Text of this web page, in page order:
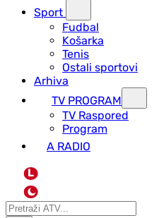
Sport
Fudbal
Košarka
Tenis
Ostali sportovi
Arhiva
TV PROGRAM
ТV Raspored
Program
A RADIO
L